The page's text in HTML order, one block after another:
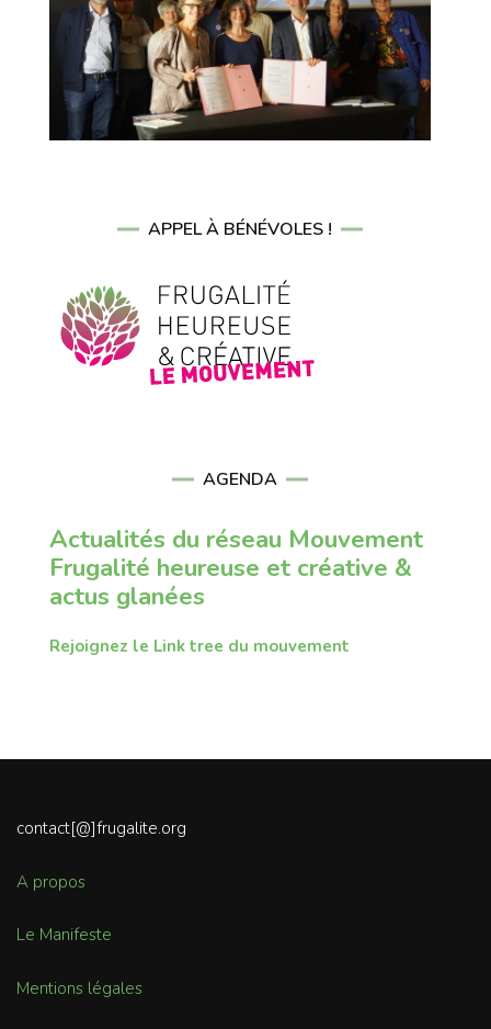
APPEL À BÉNÉVOLES !
AGENDA
Actualités du réseau Mouvement
Frugalité heureuse et créative &
actus glanées
Rejoignez le Link tree du mouvement
contact[@]frugalite.org
A propos
Le Manifeste
Mentions légales